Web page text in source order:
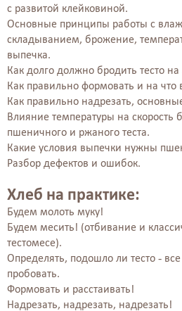
с развитой клейковиной.
Основные принципы работы с
складыванием, брожение,
выпечка.
Как долго должно бродить тесто на
Как правильно формовать и на что
Как правильно надрезать,
Влияние температуры на скорость
пшеничного и ржаного теста.
Какие условия выпечки нужны
Разбор дефектов и ошибок.
Хлеб на практике:
Будем молоть муку!
Будем месить! (отбивание и
тестомесе).
Определять, подошло ли тесто -
пробовать.
Формовать и расстаивать!
Надрезать, надрезать, надрезать!